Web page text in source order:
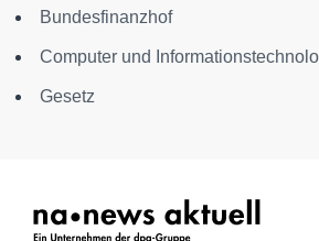
Bundesfinanzhof
Computer und
Gesetz